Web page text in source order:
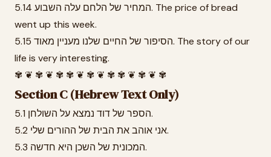
5.14 המחיר של הלחם עלה השבוע. The price of bread
went up this week.
5.15 הסיפור של החיים שלנו מעניין מאוד. The story of our
life is very interesting.
✾ ❦ ✾ ❦ ✾ ✾ ❦ ✾ ❦ ✾ ✾ ❦ ✾ ❦ ✾
Section C (Hebrew Text Only)
5.1 הספר של דוד נמצא על השולחן.
5.2 אני אוהב את הבית של ההורים שלי.
5.3 המכונית של השכן היא חדשה.